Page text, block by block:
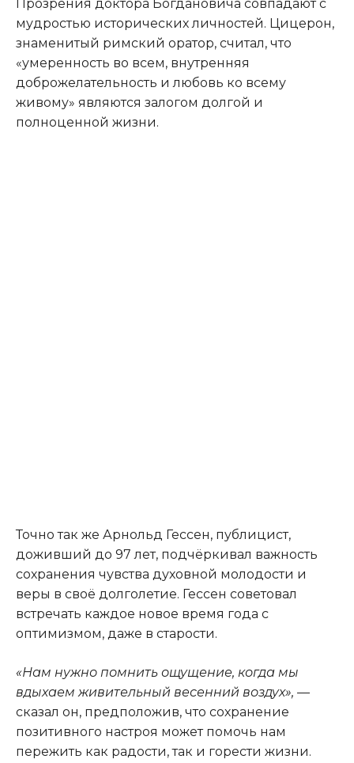
Прозрения доктора Богдановича совпадают с
мудростью исторических личностей. Цицерон,
знаменитый римский оратор, считал, что
«умеренность во всем, внутренняя
доброжелательность и любовь ко всему
живому» являются залогом долгой и
полноценной жизни.
Точно так же Арнольд Гессен, публицист,
доживший до 97 лет, подчёркивал важность
сохранения чувства духовной молодости и
веры в своё долголетие. Гессен советовал
встречать каждое новое время года с
оптимизмом, даже в старости.
«Нам нужно помнить ощущение, когда мы
вдыхаем живительный весенний воздух», —
сказал он, предположив, что сохранение
позитивного настроя может помочь нам
пережить как радости, так и горести жизни.